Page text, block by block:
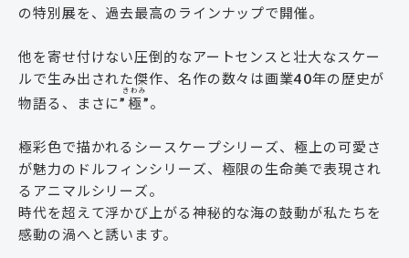
の特別展を、過去最高のラインナップで開催。
他を寄せ付けない圧倒的なアートセンスと壮大なスケー
ルで生み出された傑作、名作の数々は画業40年の歴史が
物語る、まさに” 極
きわみ
”。
極彩色で描かれるシースケープシリーズ、極上の可愛さ
が魅力のドルフィンシリーズ、極限の生命美で表現され
るアニマルシリーズ。
時代を超えて浮かび上がる神秘的な海の鼓動が私たちを
感動の渦へと誘います。